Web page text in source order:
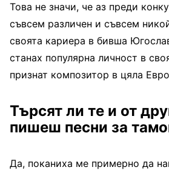
Това не значи, че аз преди
съвсем различен и съвсем
своята кариера в бивша
станах популярна личност в
признат композитор в цяла
Търсят ли те и от
пишеш песни за
Да, поканиха ме примерно да